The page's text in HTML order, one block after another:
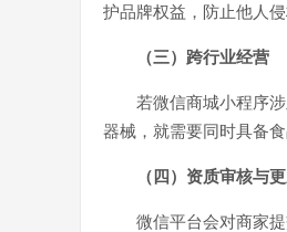
护品牌权益，防止他人
（三）跨行业经营
若微信商城小程序
器械，就需要同时具备
（四）资质审核与
微信平台会对商家